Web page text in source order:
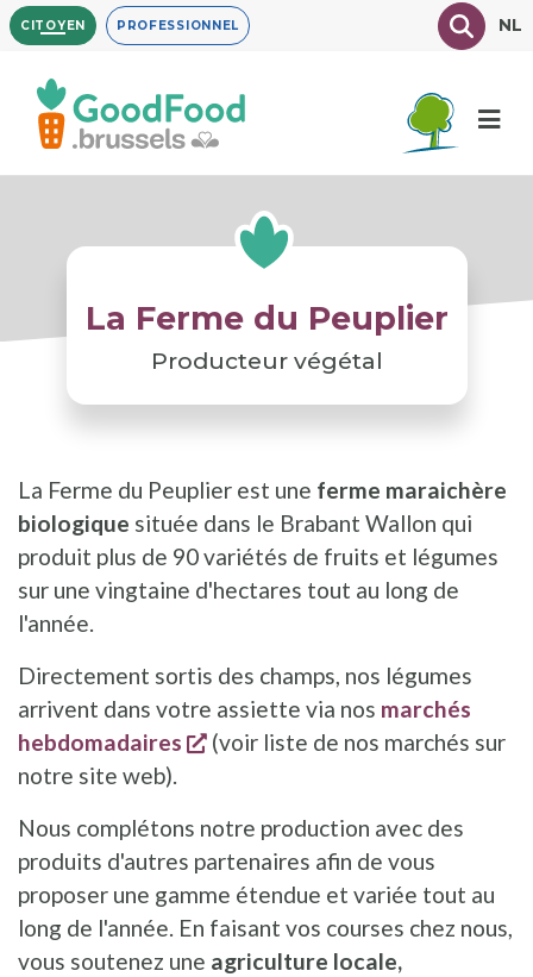
Aller
au
contenu
principal
CITOYEN PROFESSIONNEL TexteNL
La Ferme du Peuplier
Producteur végétal
La Ferme du Peuplier est une ferme maraichère
biologique située dans le Brabant Wallon qui
produit plus de 90 variétés de fruits et légumes
sur une vingtaine d'hectares tout au long de
l'année.
Directement sortis des champs, nos légumes
arrivent dans votre assiette via nos marchés
hebdomadaires
s'ouvre dans une nouvelle
(voir liste de nos marchés sur
notre site web).
Nous complétons notre production avec des
produits d'autres partenaires afin de vous
proposer une gamme étendue et variée tout au
long de l'année. En faisant vos courses chez nous,
vous soutenez une agriculture locale,